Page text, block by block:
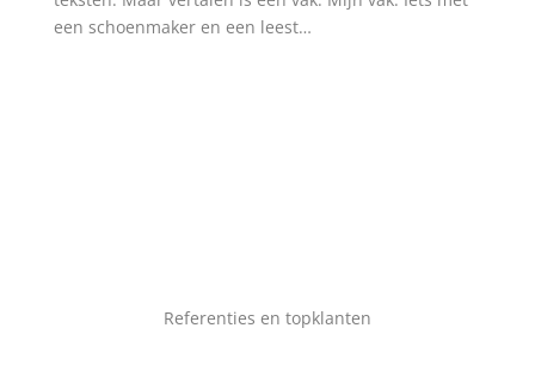
een schoenmaker en een leest…
Referenties en topklanten